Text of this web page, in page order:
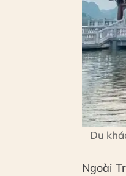
Du
Ngoài